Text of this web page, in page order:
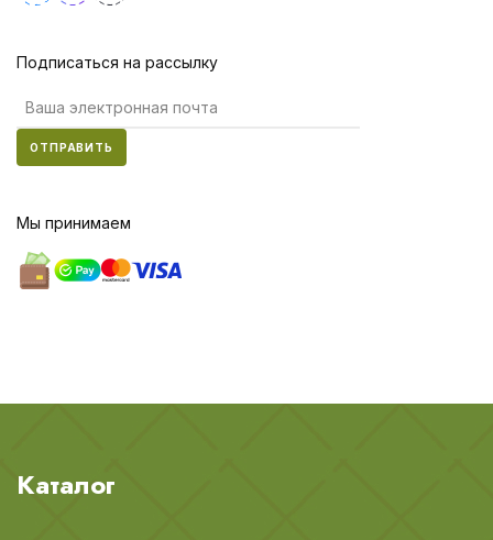
Подписаться на рассылку
ОТПРАВИТЬ
Мы принимаем
Каталог